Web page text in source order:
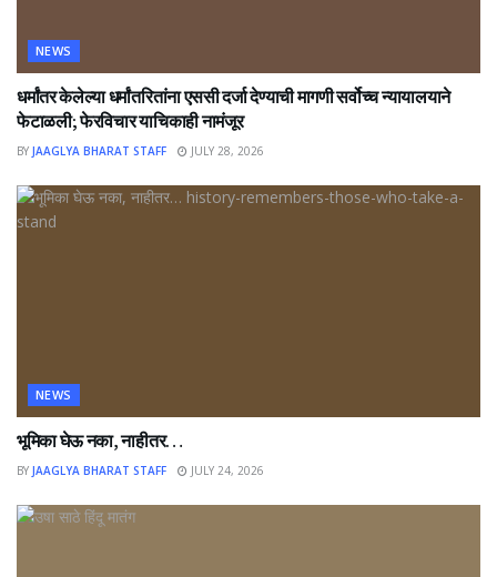
NEWS
धर्मांतर केलेल्या धर्मांतरितांना एससी दर्जा देण्याची मागणी सर्वोच्च न्यायालयाने
फेटाळली; फेरविचार याचिकाही नामंजूर
BY JAAGLYA BHARAT STAFF JULY 28, 2026
NEWS
भूमिका घेऊ नका, नाहीतर…
BY JAAGLYA BHARAT STAFF JULY 24, 2026